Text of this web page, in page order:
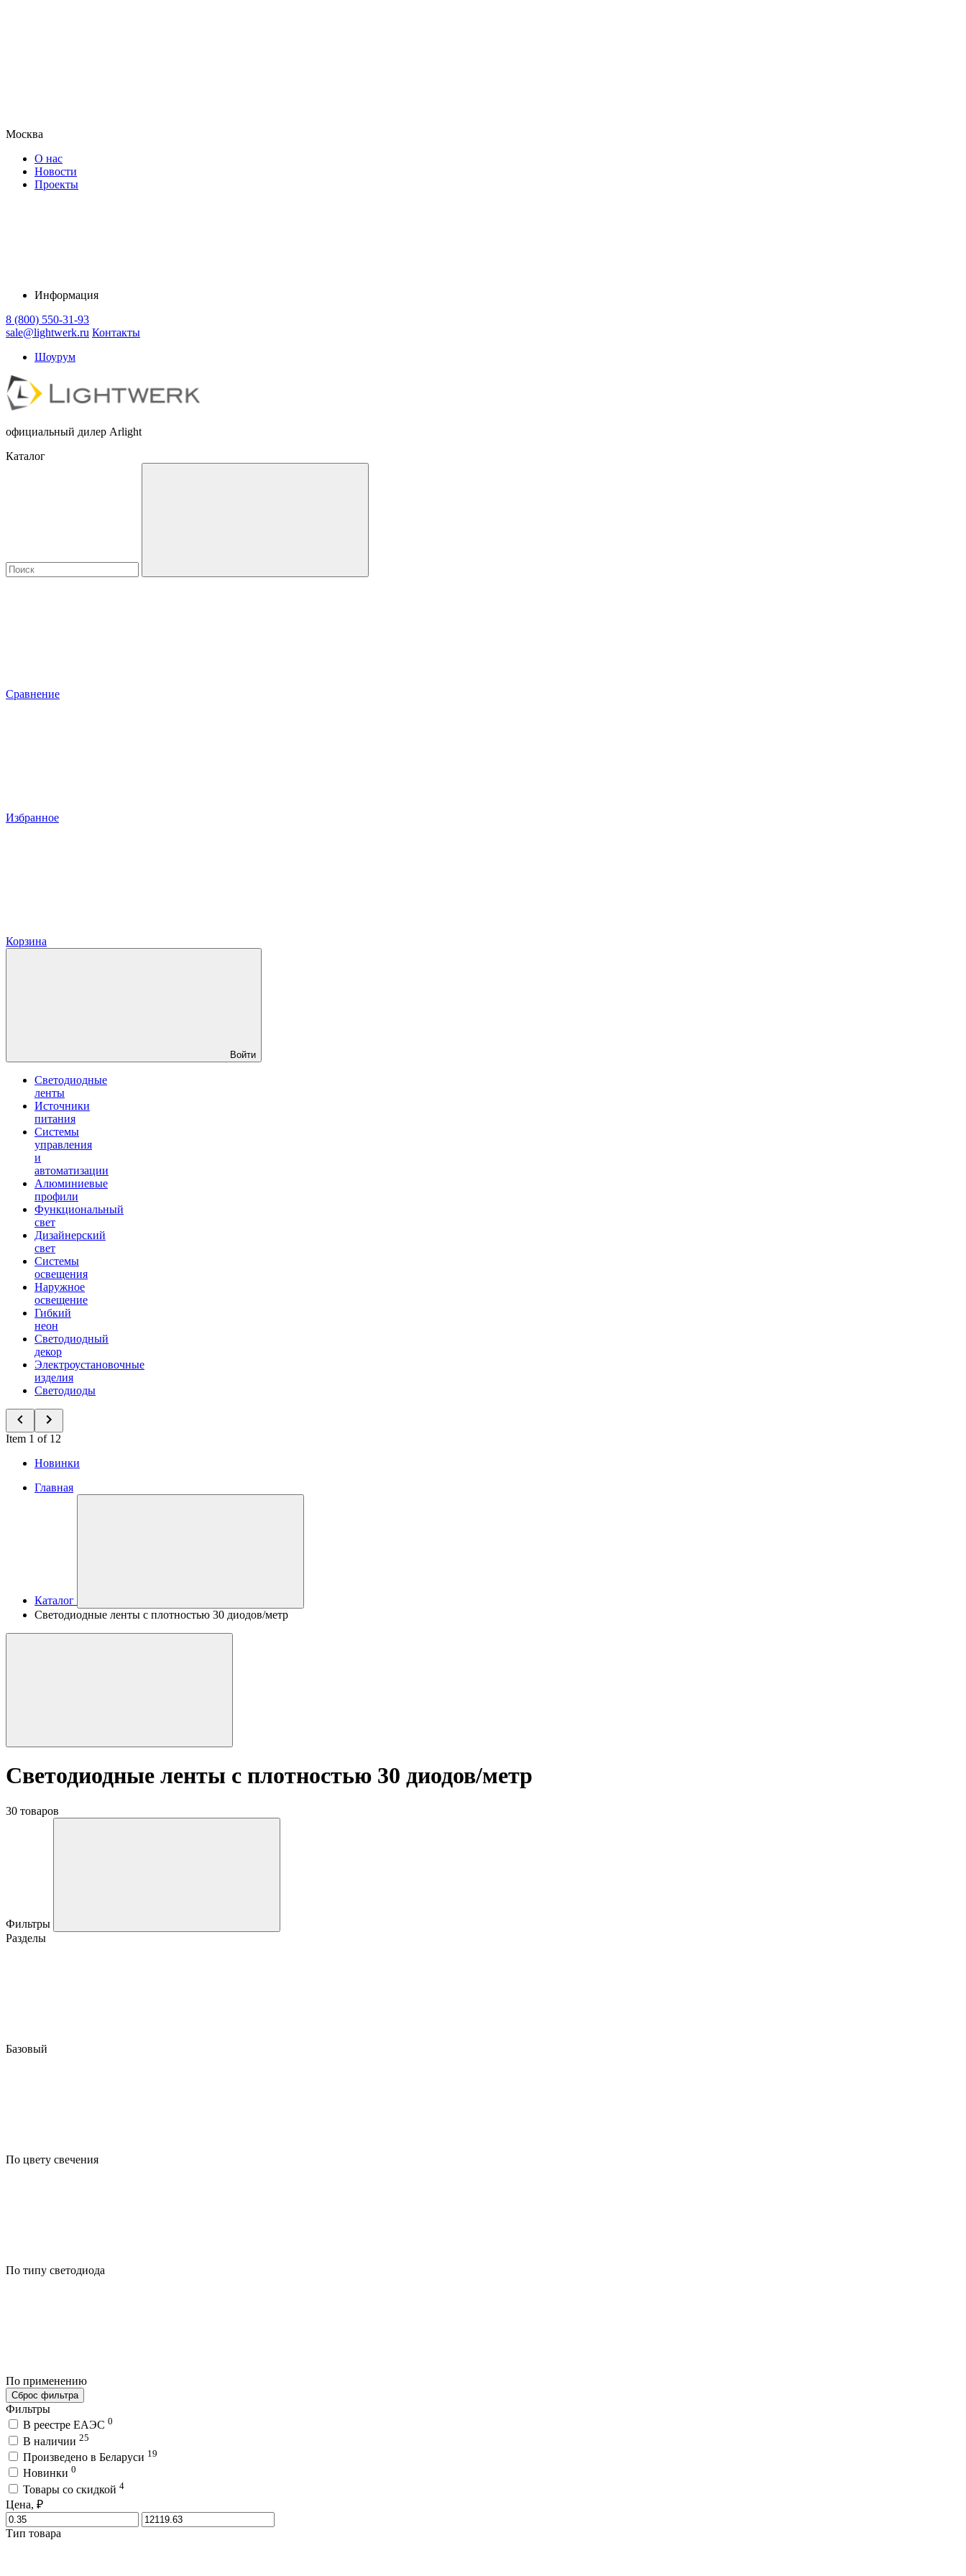
Москва
О нас
Новости
Проекты
Информация
8 (800) 550-31-93
sale@lightwerk.ru Контакты
Шоурум
официальный дилер Arlight
Каталог
Сравнение
Избранное
Корзина
Войти
Светодиодные
ленты
Источники
питания
Системы
управления
и
автоматизации
Алюминиевые
профили
Функциональный
свет
Дизайнерский
свет
Системы
освещения
Наружное
освещение
Гибкий
неон
Светодиодный
декор
Электроустановочные
изделия
Светодиоды
Item 1 of 12
Новинки
Главная
Каталог
Светодиодные ленты с плотностью 30 диодов/метр
Светодиодные ленты с плотностью 30 диодов/метр
30 товаров
Фильтры
Разделы
Базовый
По цвету свечения
По типу светодиода
По применению
Сброс фильтра
Фильтры
В реестре ЕАЭС 0
В наличии 25
Произведено в Беларуси 19
Новинки 0
Товары со скидкой 4
Цена, ₽
Тип товара